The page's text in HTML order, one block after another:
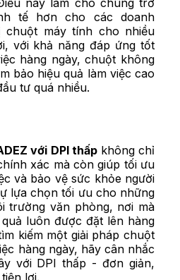
tế hơn cho các doanh
chuột máy tính cho nhiều
với khả năng đáp ứng tốt
hàng ngày, chuột không
bảo hiệu quả làm việc cao
tư quá nhiều.
với DPI thấpkhông chỉ
xác mà còn giúp tối ưu
và bảo vệ sức khỏe người
lựa chọn tối ưu cho những
trường văn phòng, nơi mà
luôn được đặt lên hàng
kiếm một giải pháp chuột
hàng ngày, hãy cân nhắc
với DPI thấp - đơn giản,
lợi.